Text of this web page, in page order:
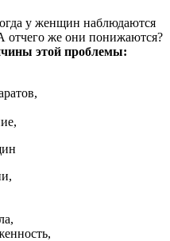
у женщин наблюдаются
отчего же они понижаются?
этой проблемы: